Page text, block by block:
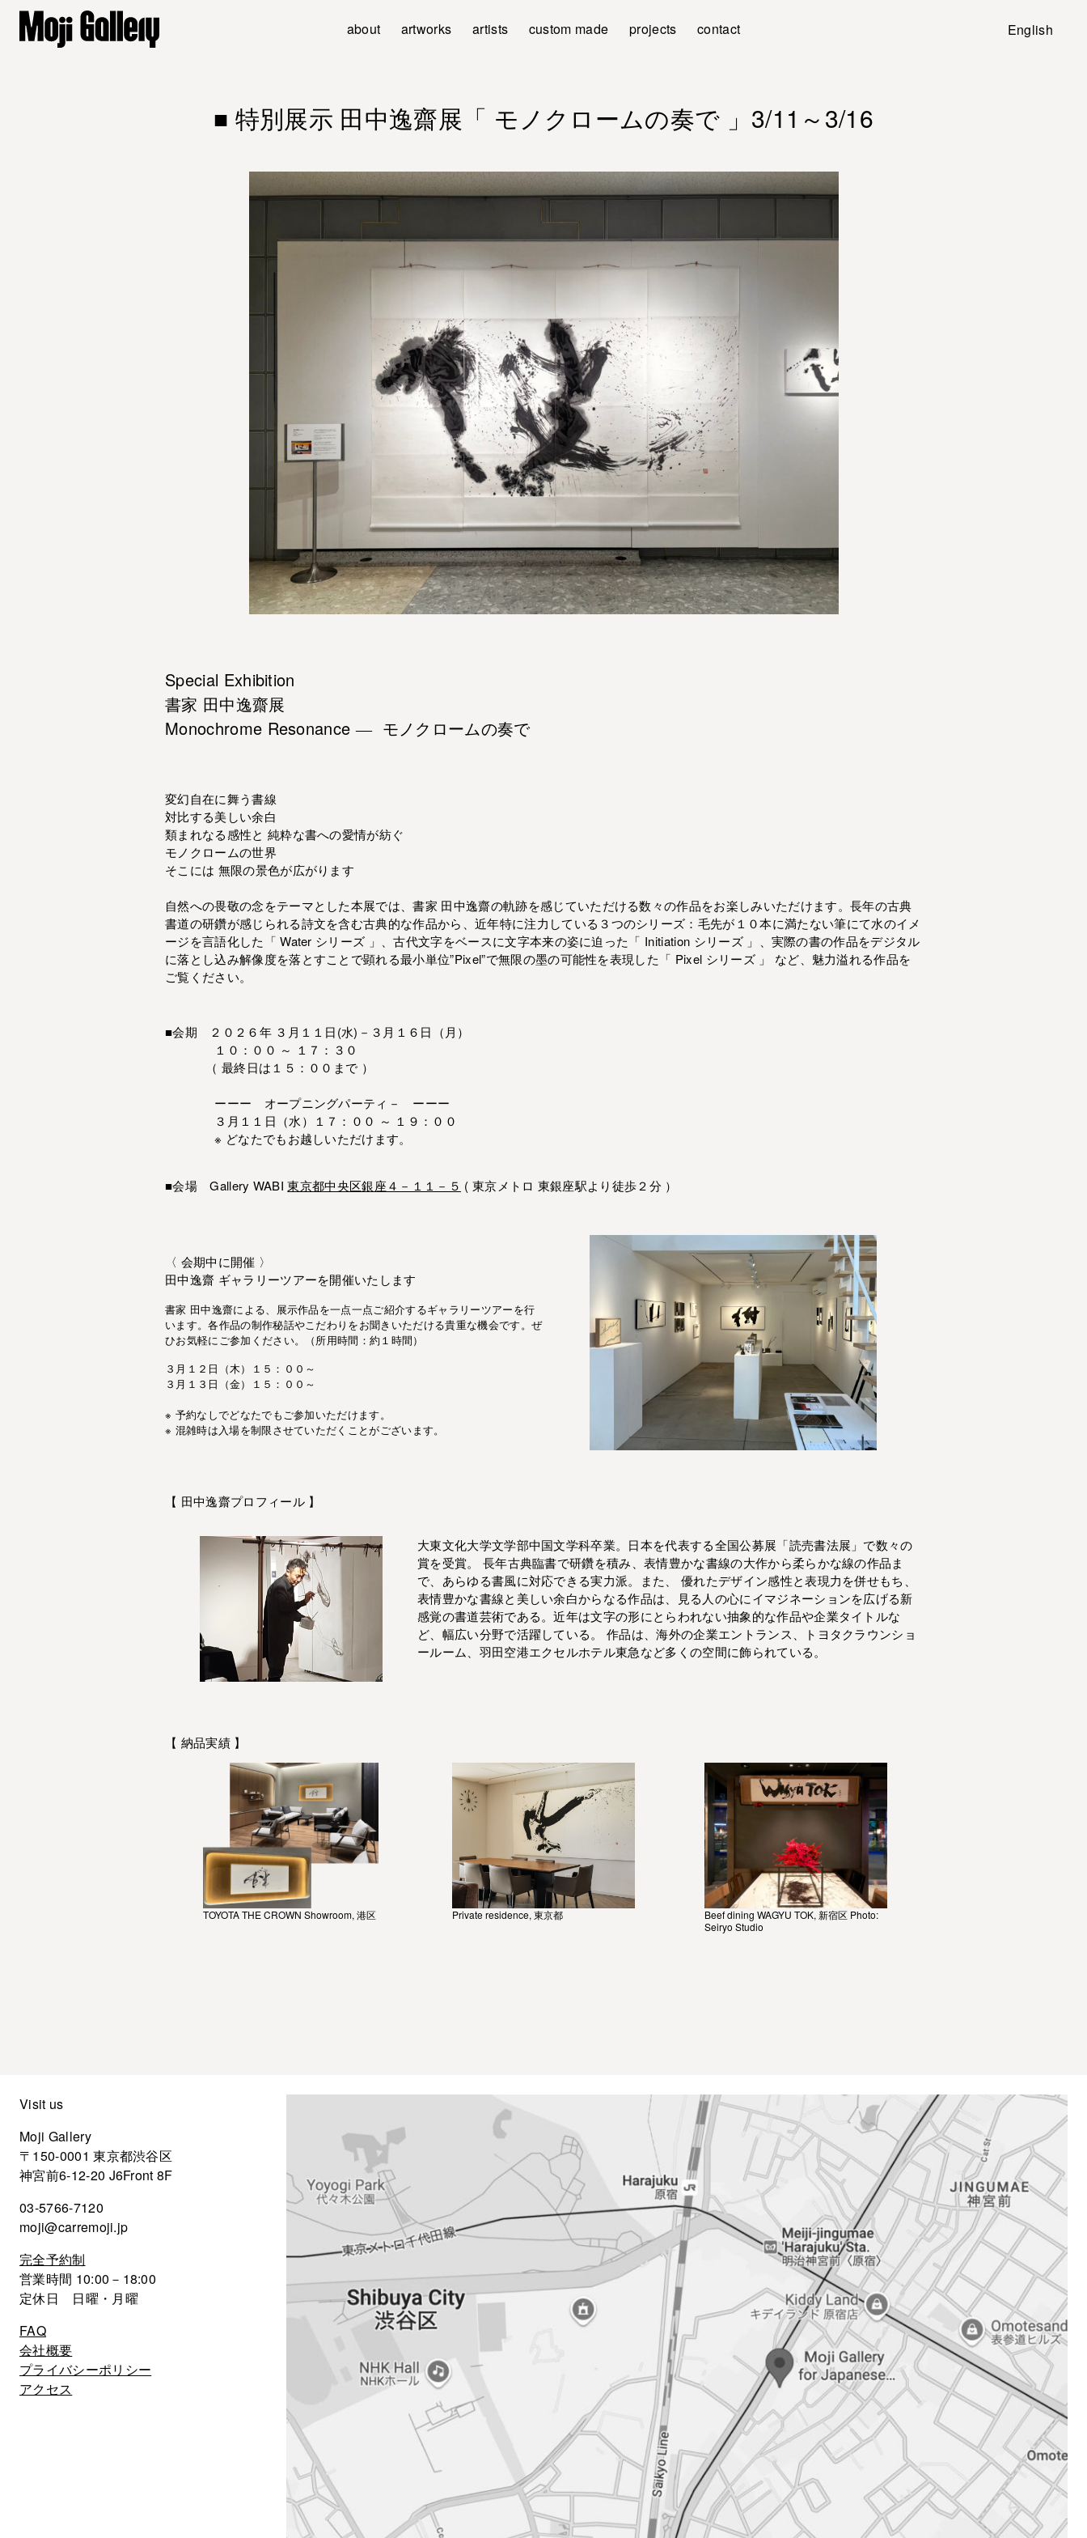
about artworks artists custom made projects contact English
■ 特別展示 田中逸齋展「 モノクロームの奏で 」3/11～3/16
Special Exhibition
書家 田中逸齋展
Monochrome Resonance ― モノクロームの奏で
変幻自在に舞う書線
対比する美しい余白
類まれなる感性と 純粋な書への愛情が紡ぐ
モノクロームの世界
そこには 無限の景色が広がります
自然への畏敬の念をテーマとした本展では、書家 田中逸齋の軌跡を感じていただける数々の作品をお楽しみいただけます。長年の古典
書道の研鑽が感じられる詩文を含む古典的な作品から、近年特に注力している３つのシリーズ：毛先が１０本に満たない筆にて水のイメ
ージを言語化した「 Water シリーズ 」、古代文字をベースに文字本来の姿に迫った「 Initiation シリーズ 」、実際の書の作品をデジタル
に落とし込み解像度を落とすことで顕れる最小単位”Pixel”で無限の墨の可能性を表現した「 Pixel シリーズ 」 など、魅力溢れる作品を
ご覧ください。
■会期 ２０２６年 ３月１１日(水)－３月１６日（月）
１０：００ ～ １７：３０
（ 最終日は１５：００まで ）
ーーー オープニングパーティ－ ーーー
３月１１日（水）１７：００ ～ １９：００
※ どなたでもお越しいただけます。
■会場 Gallery WABI東京都中央区銀座４－１１－５ ( 東京メトロ 東銀座駅より徒歩２分 ）
〈 会期中に開催 〉
田中逸齋 ギャラリーツアーを開催いたします
書家 田中逸齋による、展示作品を一点一点ご紹介するギャラリーツアーを行
います。各作品の制作秘話やこだわりをお聞きいただける貴重な機会です。ぜ
ひお気軽にご参加ください。（所用時間：約１時間）
３月１２日（木）１５：００ ～
３月１３日（金）１５：００ ～
※ 予約なしでどなたでもご参加いただけます。
※ 混雑時は入場を制限させていただくことがございます。
【 田中逸齋プロフィール 】
大東文化大学文学部中国文学科卒業。日本を代表する全国公募展「読売書法展」で数々の
賞を受賞。 長年古典臨書で研鑽を積み、表情豊かな書線の大作から柔らかな線の作品ま
で、あらゆる書風に対応できる実力派。また、 優れたデザイン感性と表現力を併せもち、
表情豊かな書線と美しい余白からなる作品は、見る人の心にイマジネーションを広げる新
感覚の書道芸術である。近年は文字の形にとらわれない抽象的な作品や企業タイトルな
ど、幅広い分野で活躍している。 作品は、海外の企業エントランス、トヨタクラウンショ
ールーム、羽田空港エクセルホテル東急など多くの空間に飾られている。
【 納品実績 】
TOYOTA THE CROWN Showroom, 港区 Private residence, 東京都
Beef dining WAGYU TOK, 新宿区 Photo:
Seiryo Studio
Visit us
Moji Gallery
〒150-0001 東京都渋谷区
神宮前6-12-20 J6Front 8F
03-5766-7120
moji@carremoji.jp
完全予約制
営業時間 10:00－18:00
定休日 日曜・月曜
FAQ
会社概要
プライバシーポリシー
アクセス